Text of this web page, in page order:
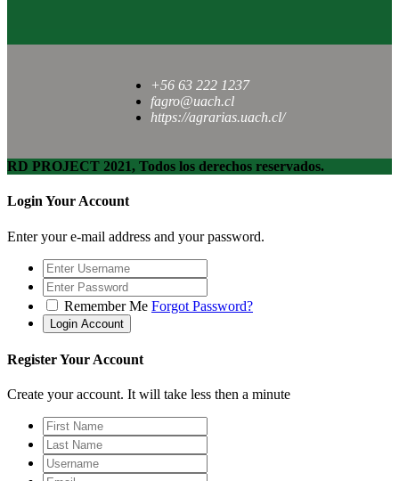
+56 63 222 1237
fagro@uach.cl
https://agrarias.uach.cl/
RD PROJECT 2021, Todos los derechos reservados.
Login Your Account
Enter your e-mail address and your password.
Remember Me Forgot Password?
Register Your Account
Create your account. It will take less then a minute